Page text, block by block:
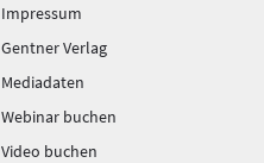
Impressum
Gentner Verlag
Mediadaten
Webinar buchen
Video buchen